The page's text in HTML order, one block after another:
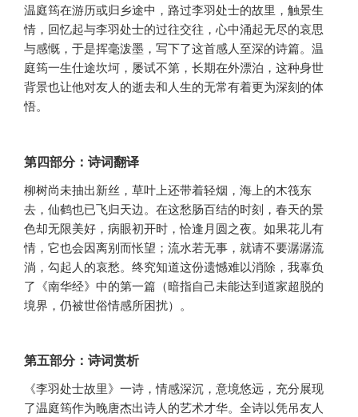
温庭筠在游历或归乡途中，路过李羽处士的故里，触景生
情，回忆起与李羽处士的过往交往，心中涌起无尽的哀思
与感慨，于是挥毫泼墨，写下了这首感人至深的诗篇。温
庭筠一生仕途坎坷，屡试不第，长期在外漂泊，这种身世
背景也让他对友人的逝去和人生的无常有着更为深刻的体
悟。
第四部分：诗词翻译
柳树尚未抽出新丝，草叶上还带着轻烟，海上的木筏东
去，仙鹤也已飞归天边。在这愁肠百结的时刻，春天的景
色却无限美好，病眼初开时，恰逢月圆之夜。如果花儿有
情，它也会因离别而怅望；流水若无事，就请不要潺潺流
淌，勾起人的哀愁。终究知道这份遗憾难以消除，我辜负
了《南华经》中的第一篇（暗指自己未能达到道家超脱的
境界，仍被世俗情感所困扰）。
第五部分：诗词赏析
《李羽处士故里》一诗，情感深沉，意境悠远，充分展现
了温庭筠作为晚唐杰出诗人的艺术才华。全诗以凭吊友人